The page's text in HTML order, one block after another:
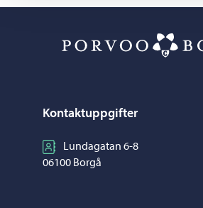
Kontaktuppgifter
Lundagatan 6-8
06100 Borgå